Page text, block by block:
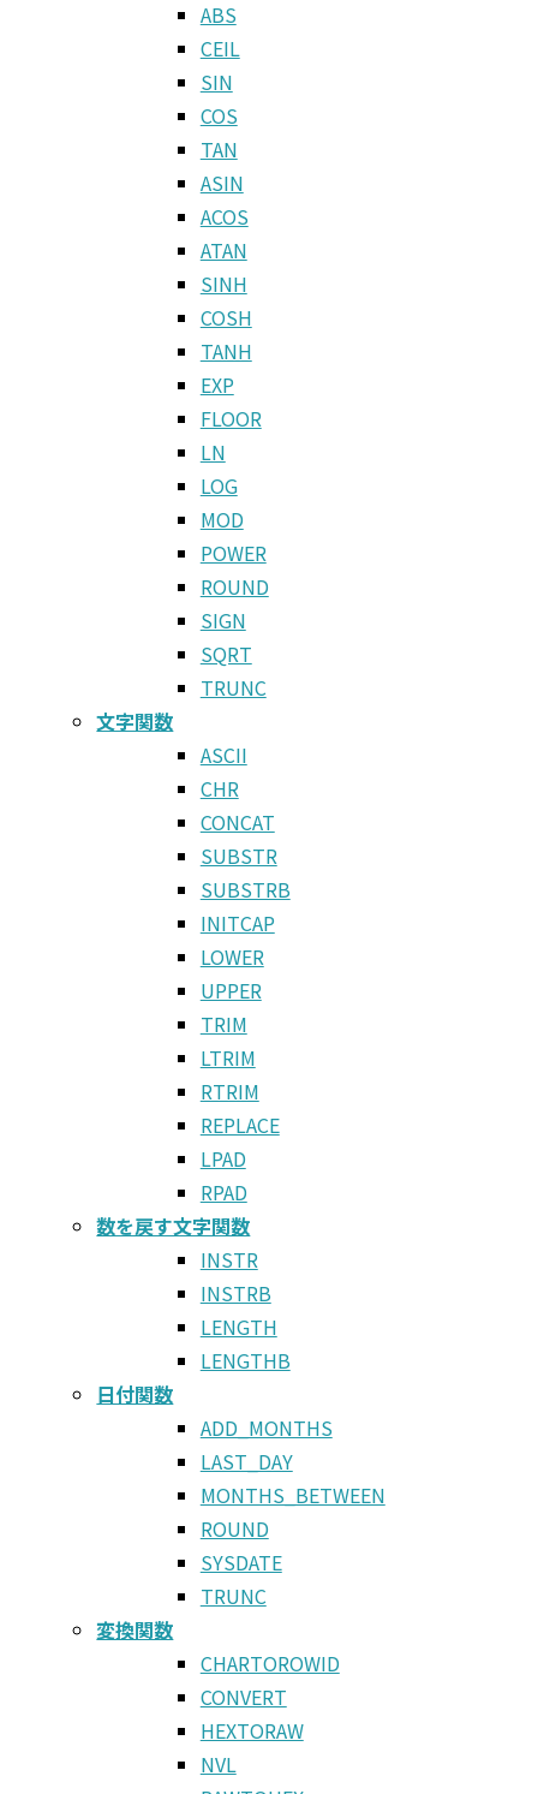
ABS
CEIL
SIN
COS
TAN
ASIN
ACOS
ATAN
SINH
COSH
TANH
EXP
FLOOR
LN
LOG
MOD
POWER
ROUND
SIGN
SQRT
TRUNC
文字関数
ASCII
CHR
CONCAT
SUBSTR
SUBSTRB
INITCAP
LOWER
UPPER
TRIM
LTRIM
RTRIM
REPLACE
LPAD
RPAD
数を戻す文字関数
INSTR
INSTRB
LENGTH
LENGTHB
日付関数
ADD_MONTHS
LAST_DAY
MONTHS_BETWEEN
ROUND
SYSDATE
TRUNC
変換関数
CHARTOROWID
CONVERT
HEXTORAW
NVL